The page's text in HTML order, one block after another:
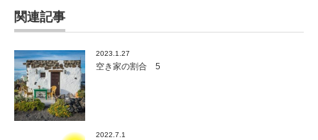
関連記事
2023.1.27
空き家の割合 5
2022.7.1